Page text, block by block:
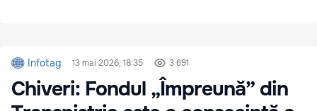
Infotag 13 mai 2026, 18:35 3 691
Chiveri: Fondul „Împreună” din